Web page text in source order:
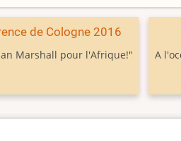
de Cologne 2016
Marshall pour l'Afrique!" A